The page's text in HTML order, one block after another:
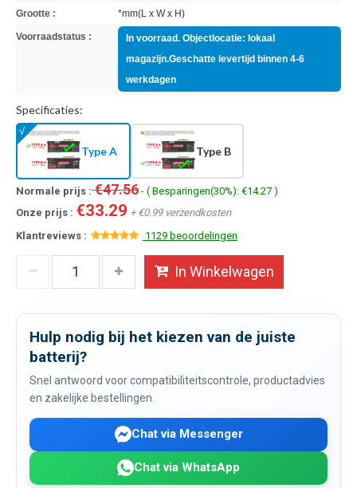
Grootte :
*mm(L x W x H)
Voorraadstatus :
In voorraad. Objectlocatie: lokaal
magazijn.Geschatte levertijd binnen 4-6
werkdagen
Specificaties:
Type A Type B
Normale prijs :€47.56 - ( Besparingen(30%): €14.27 )
Onze prijs : €33.29 + €0.99 verzendkosten
Klantreviews :
1129 beoordelingen
In Winkelwagen
Hulp nodig bij het kiezen van de juiste
batterij?
Snel antwoord voor compatibiliteitscontrole, productadvies
en zakelijke bestellingen.
Chat via Messenger
Chat via WhatsApp